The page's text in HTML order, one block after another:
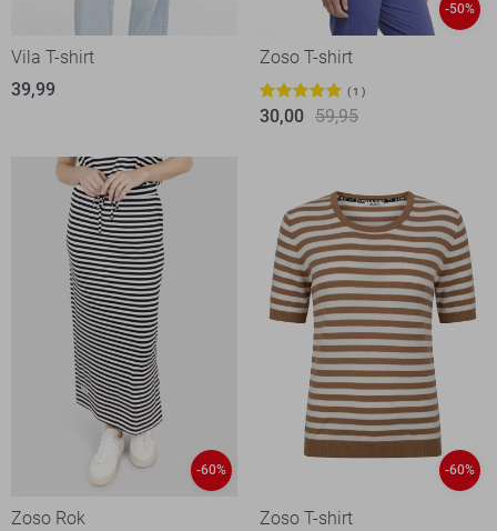
Vila T-shirt
39,99
-50%
Zoso T-shirt
1
30,00 59,95
-60%
Zoso Rok
-60%
Zoso T-shirt